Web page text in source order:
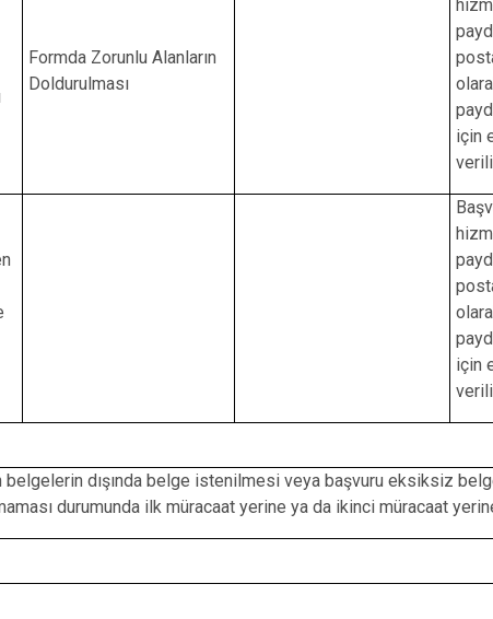
Formda Zorunlu Alanların
Doldurulması
için
için
belgelerin dışında belge istenilmesi veya başvuru eksiksiz
durumunda ilk müracaat yerine ya da ikinci müracaat